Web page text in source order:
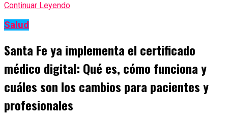
Continuar Leyendo
Salud
Santa Fe ya implementa el certificado
médico digital: Qué es, cómo funciona y
cuáles son los cambios para pacientes y
profesionales